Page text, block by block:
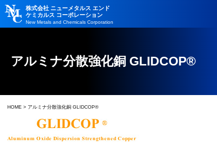
株式会社 ニューメタルス エンド
ケミカルス コーポレーション
New Metals and Chemicals Corporation
アルミナ分散強化銅 GLIDCOP®
HOME > アルミナ分散強化銅 GLIDCOP®